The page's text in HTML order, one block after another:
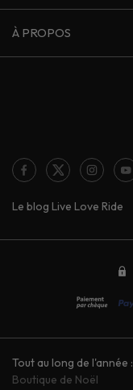
À PROPOS
Le blog Live Love Ride
Tout au long de l'année :
Boutique de Noël